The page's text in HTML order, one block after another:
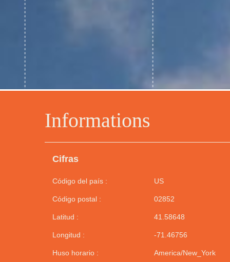
Informations
Cifras
Código del país : US
Código postal : 02852
Latitud : 41.58648
Longitud : -71.46756
Huso horario : America/New_York